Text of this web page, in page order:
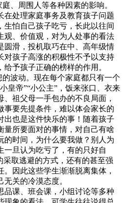
周围人等各种因素的影响。
在处理家庭事务及教育孩子问题
生怕自己孩子吃亏，长此以往间
观、价值观，对为人处事的看法
圆滑，投机取巧在中、高年级情
对孩子高涨的积极性不予以支持
予孩子正确的榜样的作用。
波动。现在每个家庭都只有一个
皇帝”“小公主”，饭来张口、衣来
祖父母一手包办的不良局面，
事要先提条件，难以体会家长的
出也是这件快乐的事！随着孩子
量所要面对的事情，对自己有啥
的时间，为什么要我做？别人为
旦认为吃亏了，有的只好自
采取逃避的方式，还有的甚至强
因此这些学生渐渐脱离集体，
关的冷漠态度。
课、班会课，小组讨论等多种